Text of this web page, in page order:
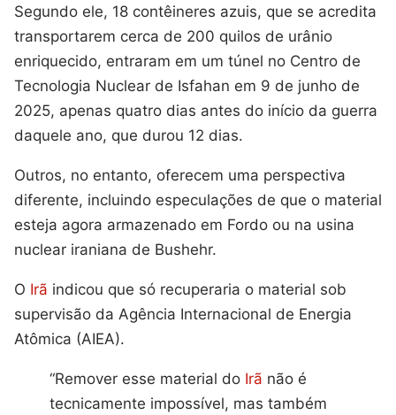
Segundo ele, 18 contêineres azuis, que se acredita
transportarem cerca de 200 quilos de urânio
enriquecido, entraram em um túnel no Centro de
Tecnologia Nuclear de Isfahan em 9 de junho de
2025, apenas quatro dias antes do início da guerra
daquele ano, que durou 12 dias.
Outros, no entanto, oferecem uma perspectiva
diferente, incluindo especulações de que o material
esteja agora armazenado em Fordo ou na usina
nuclear iraniana de Bushehr.
O Irã indicou que só recuperaria o material sob
supervisão da Agência Internacional de Energia
Atômica (AIEA).
“Remover esse material do Irã não é
tecnicamente impossível, mas também